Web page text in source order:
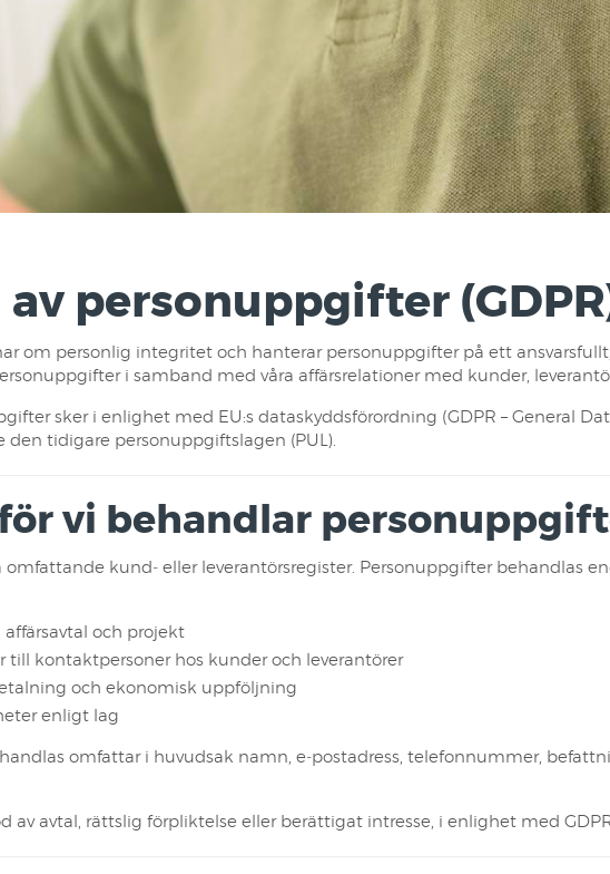
av personuppgifter
om personlig integritet och hanterar personuppgifter på ett
i samband med våra affärsrelationer med kunder,
sker i enlighet med EU:s dataskyddsförordning (GDPR – General
den tidigare personuppgiftslagen (PUL).
vi behandlar
omfattande kund‑ eller leverantörsregister. Personuppgifter behandlas
och projekt
kontaktpersoner hos kunder och leverantörer
och ekonomisk uppföljning
enligt lag
omfattar i huvudsak namn, e‑postadress, telefonnummer,
av avtal, rättslig förpliktelse eller berättigat intresse, i enlighet med